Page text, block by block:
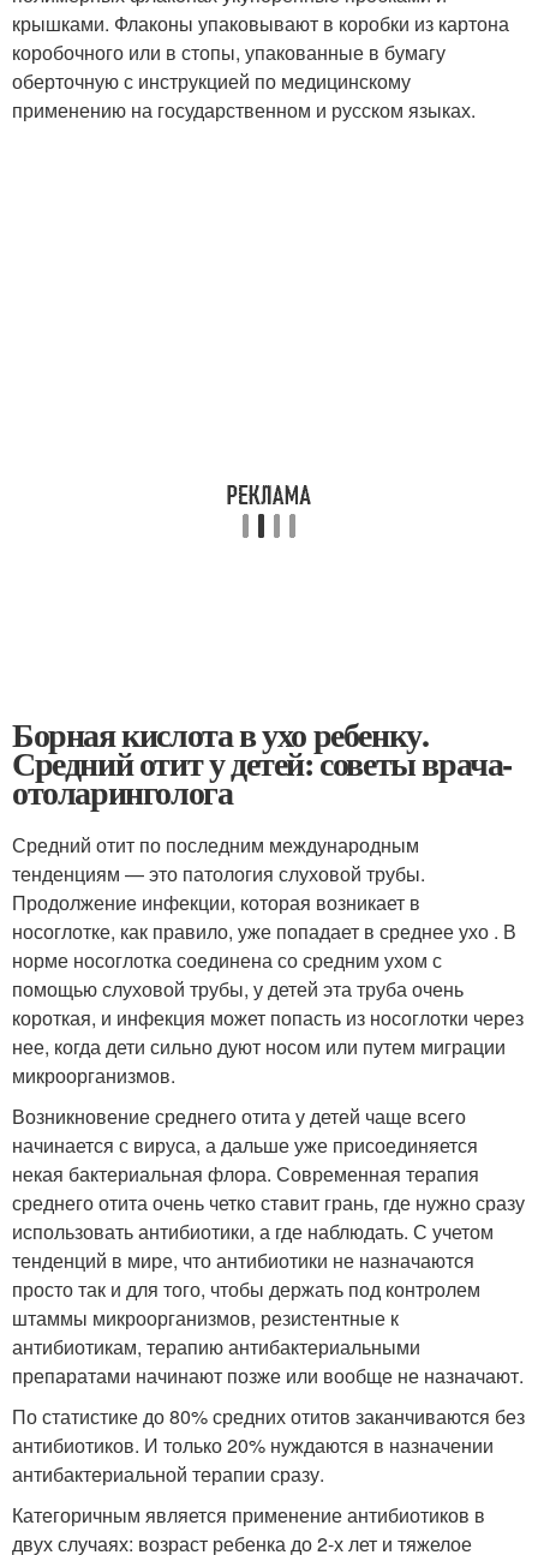
крышками. Флаконы упаковывают в коробки из картона
коробочного или в стопы, упакованные в бумагу
оберточную с инструкцией по медицинскому
применению на государственном и русском языках.
Борная кислота в ухо ребенку.
Средний отит у детей: советы врача-
отоларинголога
Средний отит по последним международным
тенденциям — это патология слуховой трубы.
Продолжение инфекции, которая возникает в
носоглотке, как правило, уже попадает в среднее ухо . В
норме носоглотка соединена со средним ухом с
помощью слуховой трубы, у детей эта труба очень
короткая, и инфекция может попасть из носоглотки через
нее, когда дети сильно дуют носом или путем миграции
микроорганизмов.
Возникновение среднего отита у детей чаще всего
начинается с вируса, а дальше уже присоединяется
некая бактериальная флора. Современная терапия
среднего отита очень четко ставит грань, где нужно сразу
использовать антибиотики, а где наблюдать. С учетом
тенденций в мире, что антибиотики не назначаются
просто так и для того, чтобы держать под контролем
штаммы микроорганизмов, резистентные к
антибиотикам, терапию антибактериальными
препаратами начинают позже или вообще не назначают.
По статистике до 80% средних отитов заканчиваются без
антибиотиков. И только 20% нуждаются в назначении
антибактериальной терапии сразу.
Категоричным является применение антибиотиков в
двух случаях: возраст ребенка до 2-х лет и тяжелое